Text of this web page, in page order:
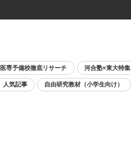
医専予備校徹底リサーチ 河合塾×東大特集
人気記事 自由研究教材（小学生向け）